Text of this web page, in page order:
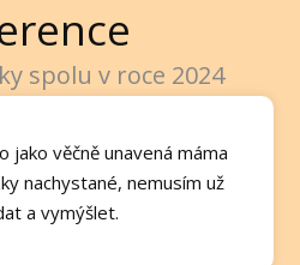
spolu v roce 2024
věčně unavená máma
nachystané, nemusím už
a vymýšlet.